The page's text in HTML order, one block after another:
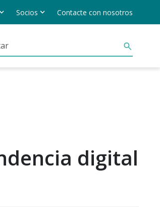
Socios Contacte con nosotros
digital